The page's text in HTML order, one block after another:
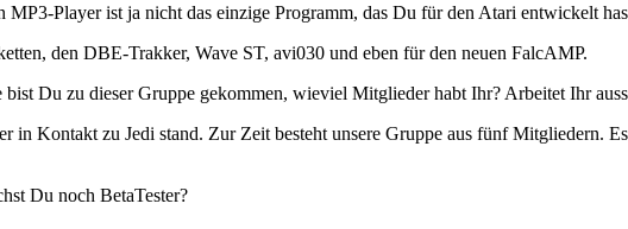
Player ist ja nicht das einzige Programm, das Du für den Atari entwickelt
den DBE-Trakker, Wave ST, avi030 und eben für den neuen FalcAMP.
Du zu dieser Gruppe gekommen, wieviel Mitglieder habt Ihr? Arbeitet Ihr
in Kontakt zu Jedi stand. Zur Zeit besteht unsere Gruppe aus fünf Mitgliedern.
Du noch BetaTester?